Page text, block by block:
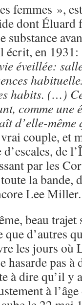
femmes »,
dont
substance
écrit, en 1931:
éveillée:
habits. (…)
comme une
d’elle-même
couple, et
de
par les
la bande,
Lee Miller.
beau trajet
d’autres
les jours où
hasarde pas à
à dire qu’il y
à